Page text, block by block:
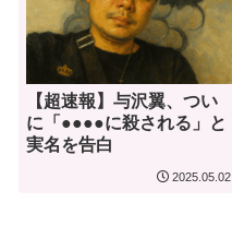
【超速報】与沢翼、つい
に「●●●●に殺される」と
実名を告白
2025.05.02